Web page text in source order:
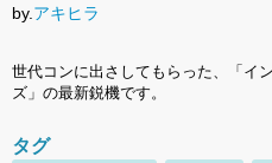
by. アキヒラ
世代コンに出さしてもらった、「イ
ズ」の最新鋭機です。
タグ